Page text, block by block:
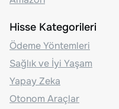
Hisse Kategorileri
Ödeme Yöntemleri
Sağlık ve İyi Yaşam
Yapay Zeka
Otonom Araçlar